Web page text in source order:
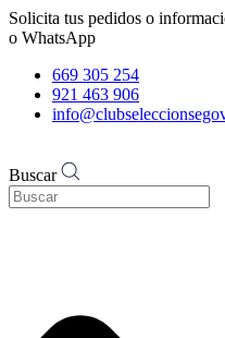
Solicita tus pedidos o
o WhatsApp
669 305 254
921 463 906
Buscar